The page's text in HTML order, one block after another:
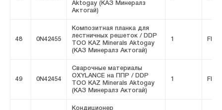
Aktogay (КАЗ Минералз
Актогай)
48 0N42455
Композитная планка для
лестничных решеток / DDP
ТОО KAZ Minerals Aktogay
(КАЗ Минералз Актогай)
1 FIVE
49 0N42454
Сварочные материалы
OXYLANCE на ППР / DDP
ТОО KAZ Minerals Aktogay
(КАЗ Минералз Актогай)
1 FIVE
Кондиционер